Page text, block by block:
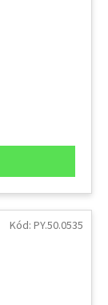
Kód: PY.50.0535